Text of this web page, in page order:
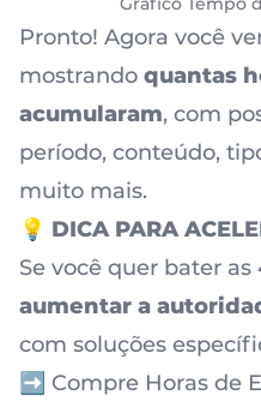
Pronto! Agora você
mostrando quantas
acumularam, com
período, conteúdo,
muito mais.
💡 DICA PARA
Se você quer bater
aumentar a
com soluções
➡️ Compre Horas de